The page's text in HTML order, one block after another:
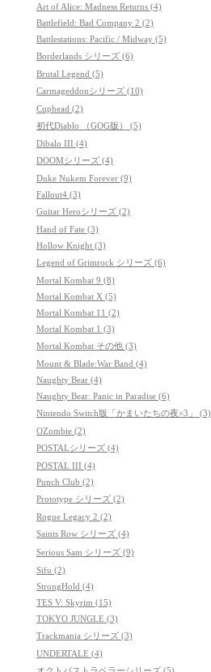
Art of Alice: Madness Returns (4)
Battlefield: Bad Company 2 (2)
Battlestations: Pacific / Midway (5)
Borderlands シリーズ (6)
Brutal Legend (5)
Carmageddonシリーズ (10)
Cuphead (2)
初代Diablo （GOG版） (5)
Dibalo III (4)
DOOMシリーズ (4)
Duke Nukem Forever (9)
Fallout4 (3)
Guitar Heroシリーズ (2)
Hand of Fate (3)
Hollow Knight (3)
Legend of Grimrock シリーズ (6)
Mortal Kombat 9 (8)
Mortal Kombat X (5)
Mortal Kombat 11 (2)
Mortal Kombat 1 (3)
Mortal Kombat その他 (3)
Mount & Blade:War Band (4)
Naughty Bear (4)
Naughty Bear: Panic in Paradise (6)
Nintendo Switch版「かまいたちの夜×3」 (3)
OZombie (2)
POSTALシリーズ (4)
POSTAL III (4)
Punch Club (2)
Prototype シリーズ (2)
Rogue Legacy 2 (2)
Saints Row シリーズ (4)
Serious Sam シリーズ (9)
Sifu (2)
StrongHold (4)
TES V: Skyrim (15)
TOKYO JUNGLE (3)
Trackmania シリーズ (3)
UNDERTALE (4)
オクトパストラベラーシリーズ (5)